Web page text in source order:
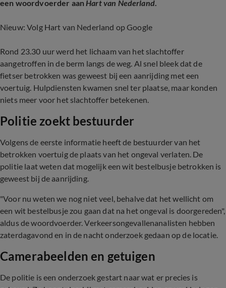
een woordvoerder aanHart van Nederland.
Nieuw: Volg Hart van Nederland op Google
Rond 23.30 uur werd het lichaam van het slachtoffer
aangetroffen in de berm langs de weg. Al snel bleek dat de
fietser betrokken was geweest bij een aanrijding met een
voertuig. Hulpdiensten kwamen snel ter plaatse, maar konden
niets meer voor het slachtoffer betekenen.
Politie zoekt bestuurder
Volgens de eerste informatie heeft de bestuurder van het
betrokken voertuig de plaats van het ongeval verlaten. De
politie laat weten dat mogelijk een wit bestelbusje betrokken is
geweest bij de aanrijding.
"Voor nu weten we nog niet veel, behalve dat het wellicht om
een wit bestelbusje zou gaan dat na het ongeval is doorgereden",
aldus de woordvoerder. Verkeersongevallenanalisten hebben
zaterdagavond en in de nacht onderzoek gedaan op de locatie.
Camerabeelden en getuigen
De politie is een onderzoek gestart naar wat er precies is